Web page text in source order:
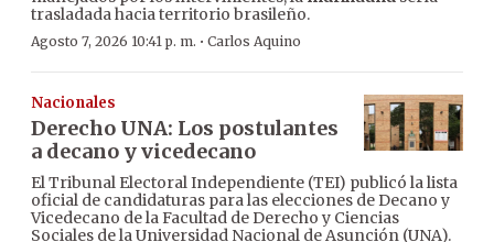
trasladada hacia territorio brasileño.
Agosto 7, 2026 10:41 p. m. · Carlos Aquino
Nacionales
Derecho UNA: Los postulantes
a decano y vicedecano
El Tribunal Electoral Independiente (TEI) publicó la lista
oficial de candidaturas para las elecciones de Decano y
Vicedecano de la Facultad de Derecho y Ciencias
Sociales de la Universidad Nacional de Asunción (UNA).